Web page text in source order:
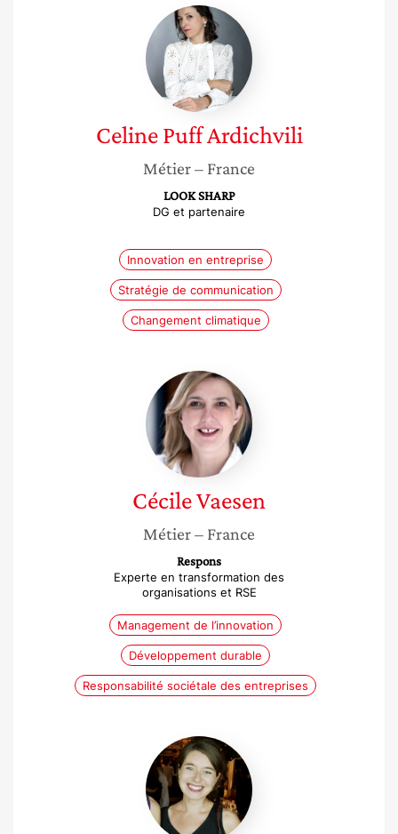
Celine
Puff
Ardichvili
Celine Puff Ardichvili
Métier– France
LOOK SHARP
DG et partenaire
Innovation en entreprise
Stratégie de communication
Changement climatique
Cécile
Vaesen
CécileVaesen
Métier– France
Respons
Experte en transformation des
organisations et RSE
Management de l’innovation
Développement durable
Responsabilité sociétale des entreprises
Juliette
Raynaud